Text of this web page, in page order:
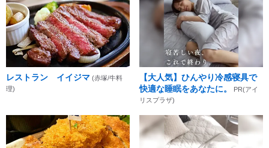
レストラン イイジマ (赤塚/牛料
理)
【大人気】ひんやり冷感寝具で
快適な睡眠をあなたに。
PR(アイ
リスプラザ)